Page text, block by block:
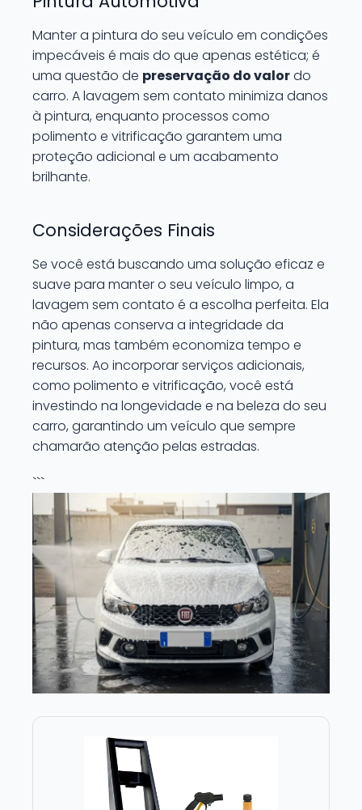
Manter a pintura do seu veículo em condições
impecáveis é mais do que apenas estética; é
uma questão de preservação do valordo
carro. A lavagem sem contato minimiza danos
à pintura, enquanto processos como
polimento e vitrificação garantem uma
proteção adicional e um acabamento
brilhante.
Considerações Finais
Se você está buscando uma solução eficaz e
suave para manter o seu veículo limpo, a
lavagem sem contato é a escolha perfeita. Ela
não apenas conserva a integridade da
pintura, mas também economiza tempo e
recursos. Ao incorporar serviços adicionais,
como polimento e vitrificação, você está
investindo na longevidade e na beleza do seu
carro, garantindo um veículo que sempre
chamarão atenção pelas estradas.
```